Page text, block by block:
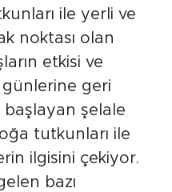
ile yerli ve
noktası olan
etkisi ve
günlerine geri
şelale
tutkunları ile
ilgisini çekiyor.
bazı